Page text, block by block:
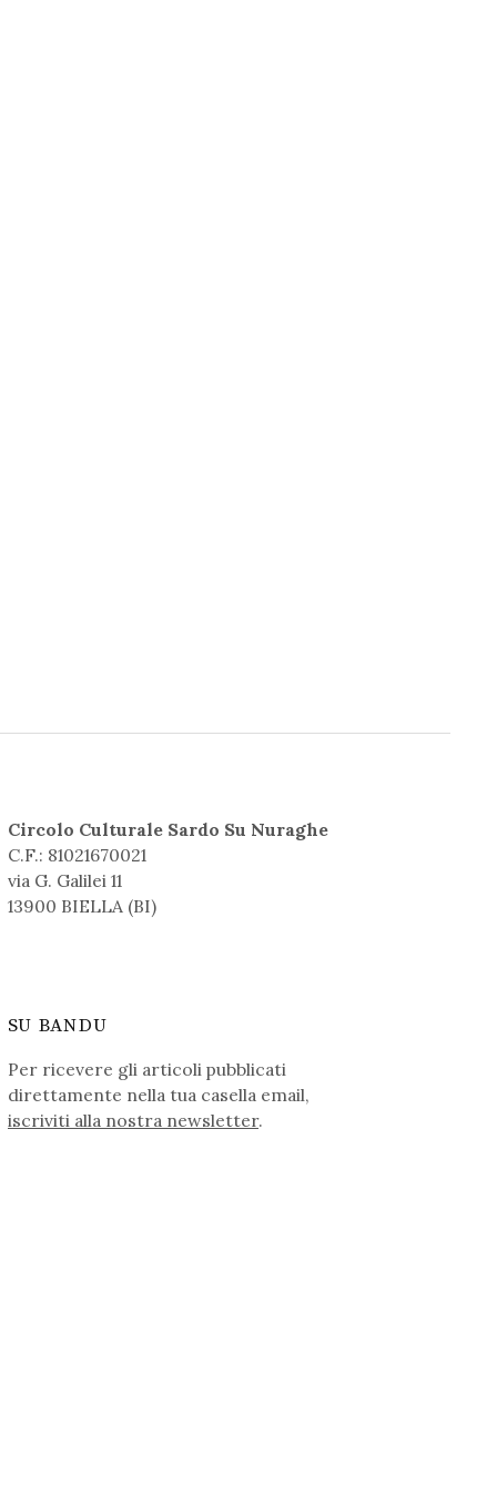
Circolo Culturale Sardo Su Nuraghe
C.F.: 81021670021
via G. Galilei 11
13900 BIELLA (BI)
SU BANDU
Per ricevere gli articoli pubblicati
direttamente nella tua casella email,
iscriviti alla nostra newsletter.